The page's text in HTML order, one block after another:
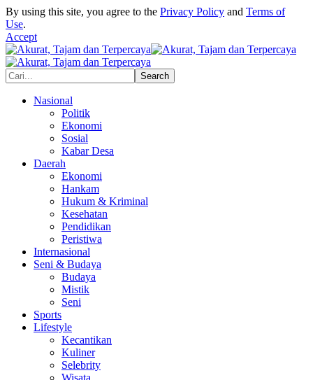
By using this site, you agree to the Privacy Policy and Terms of
Use.
Accept
Nasional
Politik
Ekonomi
Sosial
Kabar Desa
Daerah
Ekonomi
Hankam
Hukum & Kriminal
Kesehatan
Pendidikan
Peristiwa
Internasional
Seni & Budaya
Budaya
Mistik
Seni
Sports
Lifestyle
Kecantikan
Kuliner
Selebrity
Wisata